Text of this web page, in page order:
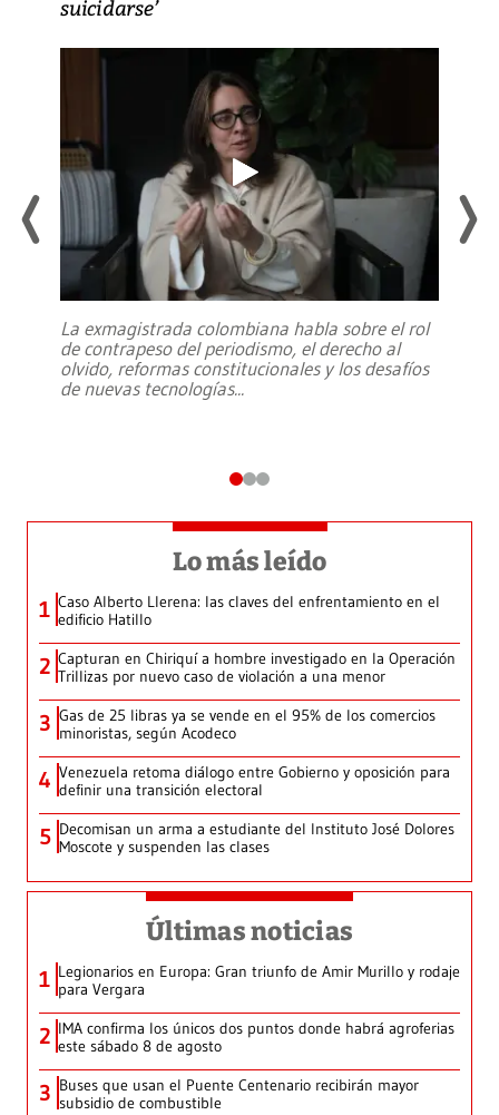
suicidarse’
La exmagistrada colombiana habla sobre el rol
de contrapeso del periodismo, el derecho al
olvido, reformas constitucionales y los desafíos
de nuevas tecnologías...
Lo más leído
1 Caso Alberto Llerena: las claves del enfrentamiento en el
edificio Hatillo
2 Capturan en Chiriquí a hombre investigado en la Operación
Trillizas por nuevo caso de violación a una menor
3 Gas de 25 libras ya se vende en el 95% de los comercios
minoristas, según Acodeco
4 Venezuela retoma diálogo entre Gobierno y oposición para
definir una transición electoral
5 Decomisan un arma a estudiante del Instituto José Dolores
Moscote y suspenden las clases
Últimas noticias
1 Legionarios en Europa: Gran triunfo de Amir Murillo y rodaje
para Vergara
2 IMA confirma los únicos dos puntos donde habrá agroferias
este sábado 8 de agosto
3 Buses que usan el Puente Centenario recibirán mayor
subsidio de combustible